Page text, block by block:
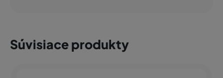
Súvisiace produkty